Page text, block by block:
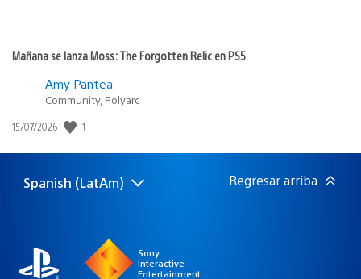
Mañana se lanza Moss: The Forgotten Relic en PS5
Amy Pantea
Community, Polyarc
Fecha
publicación:
15/07/2026 1
Elige
Región
Spanish (LatAm) Regresar arriba
Sony
Interactive
Entertainment